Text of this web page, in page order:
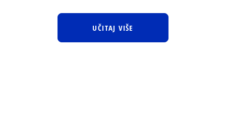
UČITAJ VIŠE